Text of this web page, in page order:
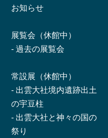
お知らせ
展覧会（休館中）
-過去の展覧会
常設展（休館中）
- 出雲大社境内遺跡出土
の宇豆柱
- 出雲大社と神々の国の
祭り